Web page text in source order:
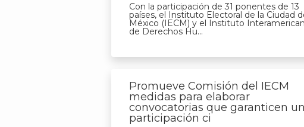
Con la participación de 31 ponentes de 13
países, el Instituto Electoral de la Ciudad
México (IECM) y el Instituto
de Derechos Hu...
Promueve Comisión del IECM
medidas para elaborar
convocatorias que garanticen
participación ci